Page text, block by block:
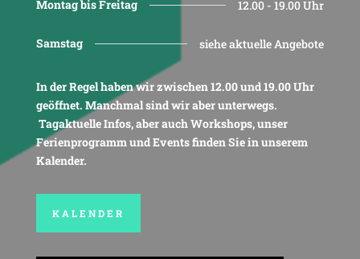
Montag bis Freitag 12.00 - 19.00 Uhr
Samstag siehe aktuelle Angebote
In der Regel haben wir zwischen 12.00 und 19.00 Uhr
geöffnet. Manchmal sind wir aber unterwegs.
Tagaktuelle Infos, aber auch Workshops, unser
Ferienprogramm und Events finden Sie in unserem
Kalender.
KALENDER